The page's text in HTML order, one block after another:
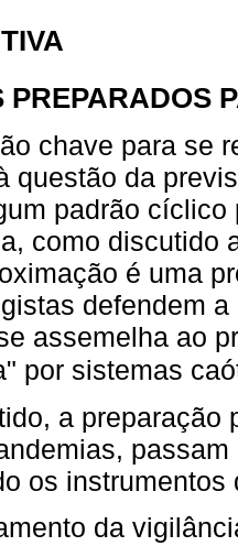
PREPARADOS
chave para se
questão da
padrão
como discutido
é uma
defendem
assemelha ao
por sistemas
a preparação
os
da